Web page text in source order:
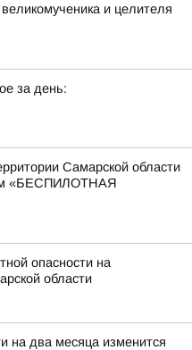
и целителя
за день:
Самарской области
«БЕСПИЛОТНАЯ
опасности на
области
на два месяца изменится